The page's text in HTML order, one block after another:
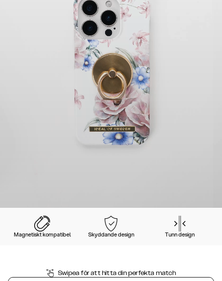
Magnetiskt kompatibel Skyddande design Tunn design
Swipea för att hitta din perfekta match